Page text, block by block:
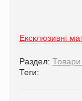
Ексклюзивні
Раздел: Товари
Теги: